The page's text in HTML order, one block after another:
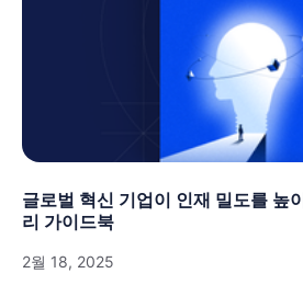
글로벌 혁신 기업이 인재 밀도를 높
리 가이드북
2월 18, 2025